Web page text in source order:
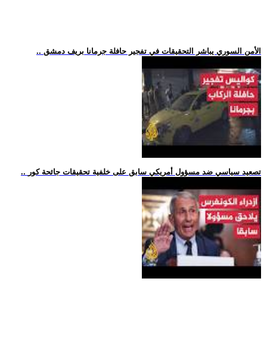
.. الأمن السوري يباشر التحقيقات في تفجير حافلة جرمانا بريف دمشق
.. تصعيد سياسي ضد مسؤول أمريكي سابق على خلفية تحقيقات جائحة كور